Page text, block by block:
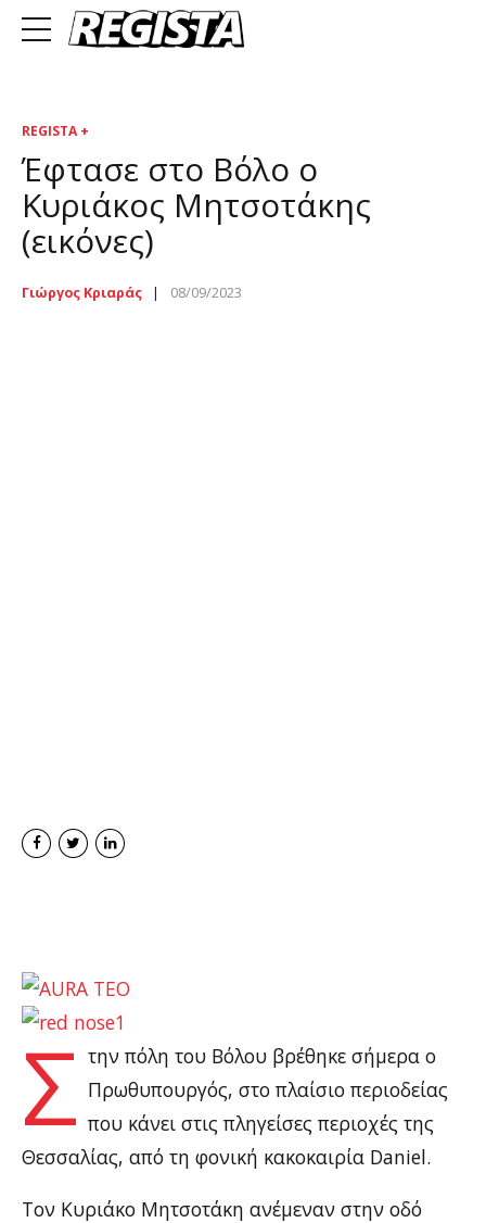
REGISTA +
Έφτασε στο Βόλο ο
Κυριάκος Μητσοτάκης
(εικόνες)
Γιώργος Κριαράς 08/09/2023
Σ την πόλη του Βόλου βρέθηκε σήμερα ο
Πρωθυπουργός, στο πλαίσιο περιοδείας
που κάνει στις πληγείσες περιοχές της
Θεσσαλίας, από τη φονική κακοκαιρία Daniel.
Τον Κυριάκο Μητσοτάκη ανέμεναν στην οδό